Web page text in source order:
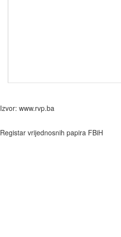
Izvor: www.rvp.ba
Registar vrijednosnih papira FBiH